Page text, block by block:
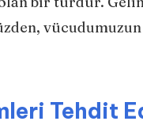
Tehdit